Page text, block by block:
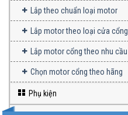
Lắp theo chuẩn loại motor
Lắp motor theo loại cửa cổng
Lắp motor cổng theo nhu cầu
Chọn motor cổng theo hãng
Phụ kiện